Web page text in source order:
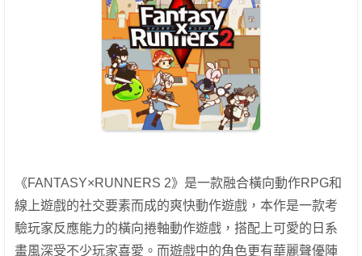
《FANTASY×RUNNERS 2》是一款融合橫向動作RPG和
線上遊戲的社交要素而成的爽快動作遊戲，本作是一款考
驗玩家反應能力的橫向捲軸動作遊戲，搭配上可愛的日系
畫風深受不少玩家喜愛。而遊戲中的角色更有華麗聲優陣